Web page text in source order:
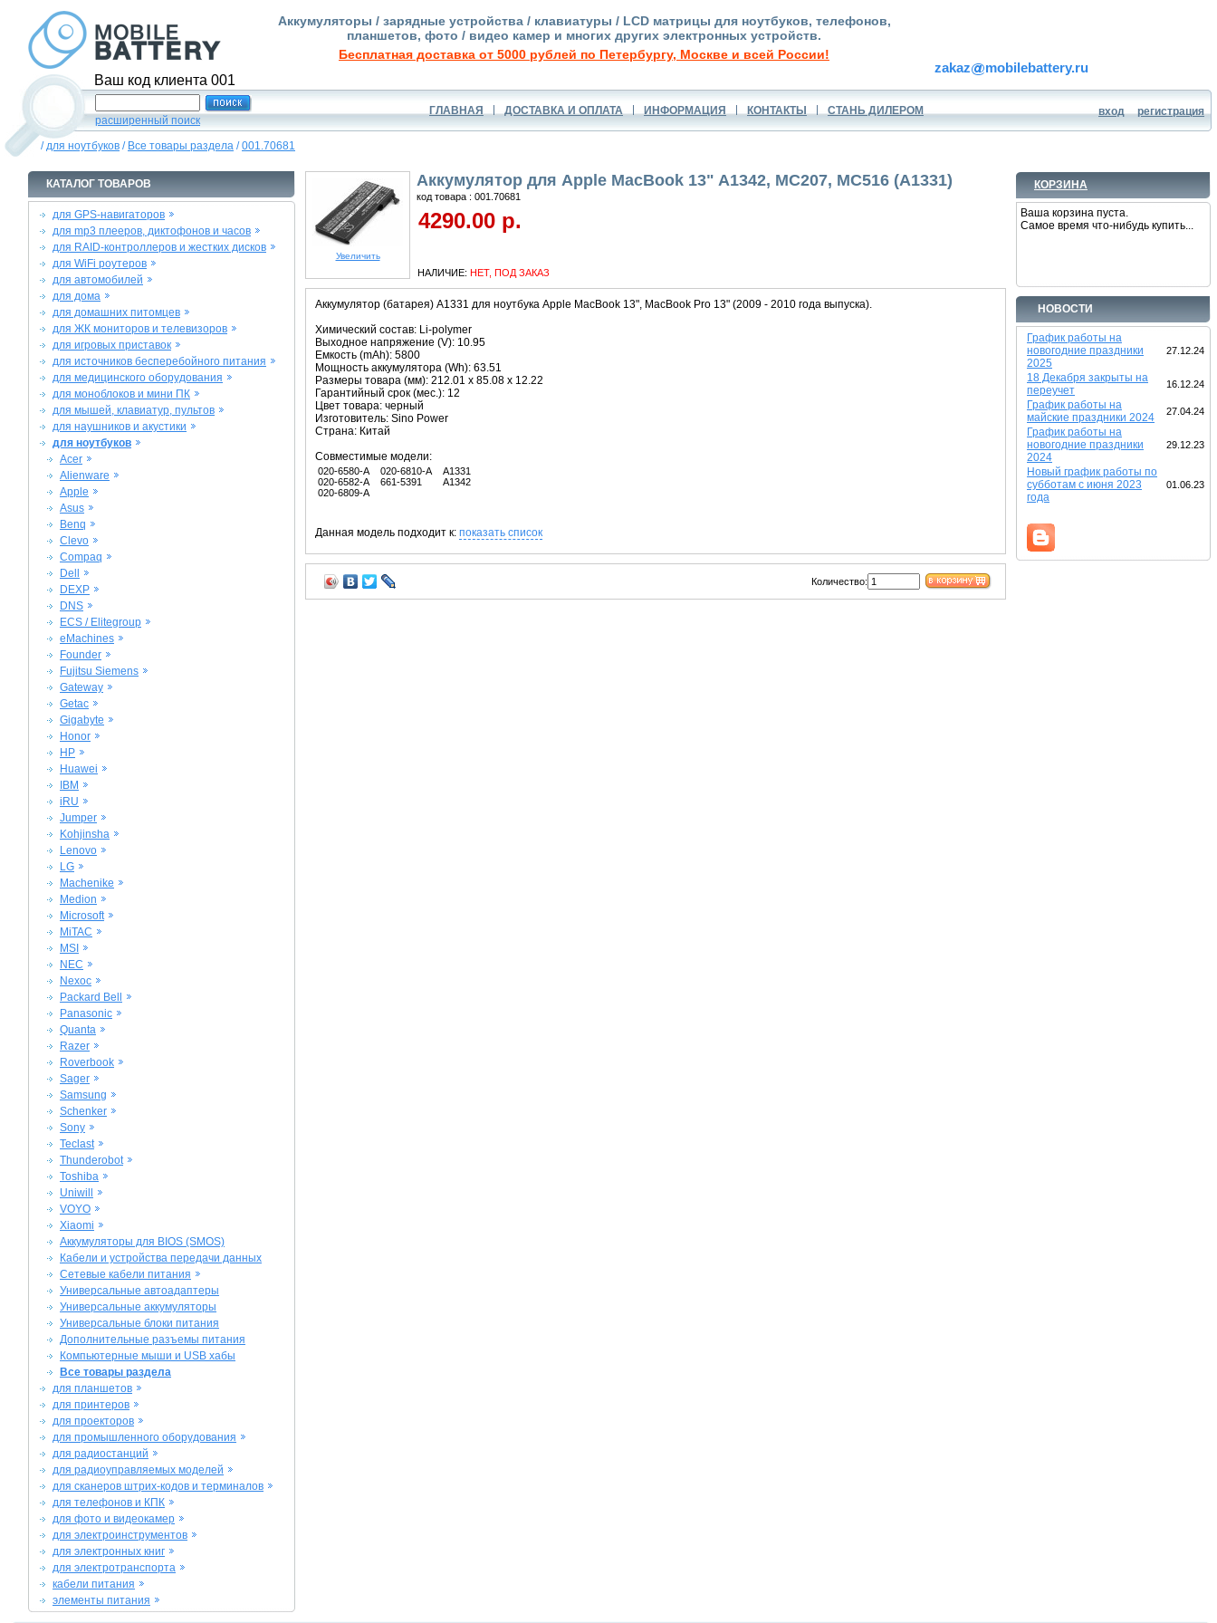
Ваш код клиента 001
Аккумуляторы / зарядные устройства / клавиатуры / LCD матрицы для ноутбуков, телефонов,
планшетов, фото / видео камер и многих других электронных устройств.
Бесплатная доставка от 5000 рублей по Петербургу, Москве и всей России!
zakaz mobilebattery.ru
расширенный поиск
ГЛАВНАЯ ДОСТАВКА И ОПЛАТА ИНФОРМАЦИЯ КОНТАКТЫ СТАНЬ ДИЛЕРОМ вход регистрация
/для ноутбуков / Все товары раздела /001.70681
КОРЗИНА
Ваша корзина пуста.
Самое время что-нибудь купить...
НОВОСТИ
График работы на
новогодние праздники
2025
27.12.24
18 Декабря закрыты на
переучет
16.12.24
График работы на
майские праздники 2024
27.04.24
График работы на
новогодние праздники
2024
29.12.23
Новый график работы по
субботам с июня 2023
года
01.06.23
КАТАЛОГ ТОВАРОВ
для GPS-навигаторов
для mp3 плееров, диктофонов и часов
для RAID-контроллеров и жестких дисков
для WiFi роутеров
для автомобилей
для дома
для домашних питомцев
для ЖК мониторов и телевизоров
для игровых приставок
для источников бесперебойного питания
для медицинского оборудования
для моноблоков и мини ПК
для мышей, клавиатур, пультов
для наушников и акустики
для ноутбуков
Acer
Alienware
Apple
Asus
Benq
Clevo
Compaq
Dell
DEXP
DNS
ECS / Elitegroup
eMachines
Founder
Fujitsu Siemens
Gateway
Getac
Gigabyte
Honor
HP
Huawei
IBM
iRU
Jumper
Kohjinsha
Lenovo
LG
Machenike
Medion
Microsoft
MiTAC
MSI
NEC
Nexoc
Packard Bell
Panasonic
Quanta
Razer
Roverbook
Sager
Samsung
Schenker
Sony
Teclast
Thunderobot
Toshiba
Uniwill
VOYO
Xiaomi
Аккумуляторы для BIOS (SMOS)
Кабели и устройства передачи данных
Сетевые кабели питания
Универсальные автоадаптеры
Универсальные аккумуляторы
Универсальные блоки питания
Дополнительные разъемы питания
Компьютерные мыши и USB хабы
Все товары раздела
для планшетов
для принтеров
для проекторов
для промышленного оборудования
для радиостанций
для радиоуправляемых моделей
для сканеров штрих-кодов и терминалов
для телефонов и КПК
для фото и видеокамер
для электроинструментов
для электронных книг
для электротранспорта
кабели питания
элементы питания
Увеличить
Аккумулятор для Apple MacBook 13" A1342, MC207, MC516 (A1331)
код товара : 001.70681
4290.00 р.
НАЛИЧИЕ: НЕТ, ПОД ЗАКАЗ
Аккумулятор (батарея) A1331 для ноутбука Apple MacBook 13", MacBook Pro 13" (2009 - 2010 года выпуска).
Химический состав: Li-polymer
Выходное напряжение (V): 10.95
Емкость (mAh): 5800
Мощность аккумулятора (Wh): 63.51
Размеры товара (мм): 212.01 x 85.08 x 12.22
Гарантийный срок (мес.): 12
Цвет товара: черный
Изготовитель: Sino Power
Страна: Китай
Совместимые модели:
020-6580-A
020-6582-A
020-6809-A
020-6810-A
661-5391
A1331
A1342
Данная модель подходит к: показать список
Количество: